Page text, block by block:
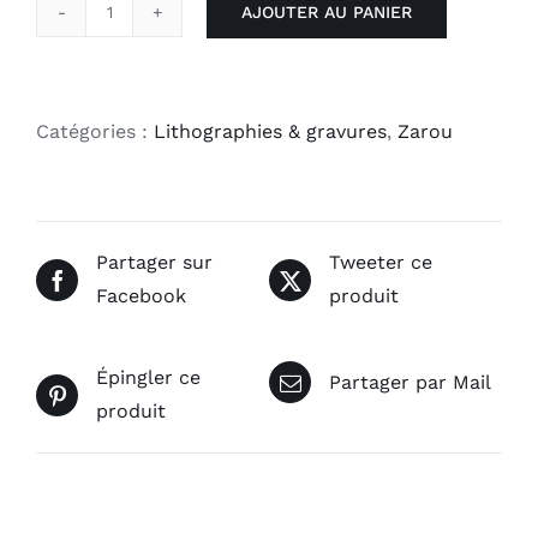
berger
AJOUTER AU PANIER
Catégories : Lithographies & gravures, Zarou
Partager sur
Facebook
Tweeter ce
produit
Épingler ce
produit
Partager par Mail